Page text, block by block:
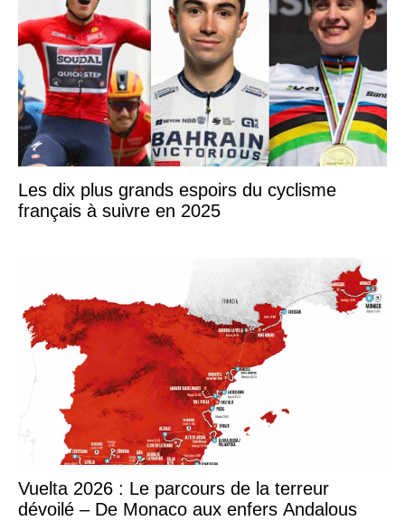
Les dix plus grands espoirs du cyclisme
français à suivre en 2025
Vuelta 2026 : Le parcours de la terreur
dévoilé – De Monaco aux enfers Andalous